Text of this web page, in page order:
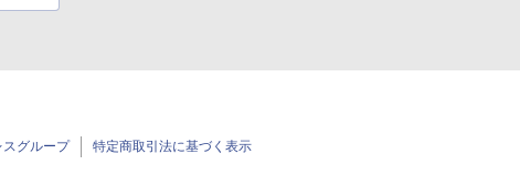
スグループ 特定商取引法に基づく表示